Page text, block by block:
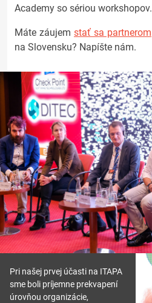
Academy so sériou workshopov.
Máte záujem stať sa partnerom
na Slovensku? Napíšte nám.
Pri našej prvej účasti na ITAPA
sme boli príjemne prekvapení
úrovňou organizácie,